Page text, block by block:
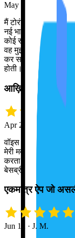
May 18 · snrh5432
मैं टोरंटो से मॉन्ट्रियल
नई भाषा में
कोई साथी न हो।
वह मुझे सुधारती है तो
कर सकता हूँ, इसलिए
होती।
आख़िरकार मेरा
Apr 21 · Grace D.
वॉइस रिकग्निशन
मेरी मदद की है, और अब
करता हूँ। इस गर्मी में
बेसब्री से इंतज़ार है!
एकमात्र ऐप जो
Jun 12 · J. M.